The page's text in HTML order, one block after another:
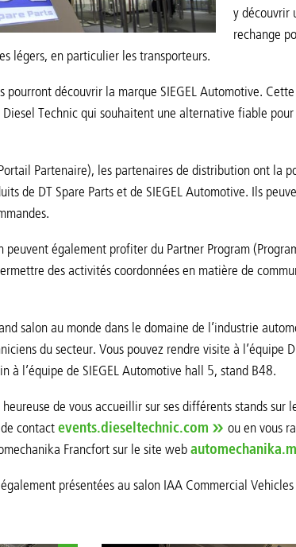
y découvrir
rechange
légers, en particulier les transporteurs.
pourront découvrir la marque SIEGEL Automotive.
Technic qui souhaitent une alternative fiable
Partenaire), les partenaires de distribution ont la
de DT Spare Parts et de SIEGEL Automotive. Ils
peuvent également profiter du Partner Program
des activités coordonnées en matière de
salon au monde dans le domaine de l’industrie
du secteur. Vous pouvez rendre visite à l’équipe
à l’équipe de SIEGEL Automotive hall 5, stand B48.
de vous accueillir sur ses différents stands sur
contactevents.dieseltechnic.com
ou en vous
Francfort sur le site web
présentées au salon IAA Commercial